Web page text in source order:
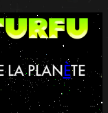
LA PLANÈTE